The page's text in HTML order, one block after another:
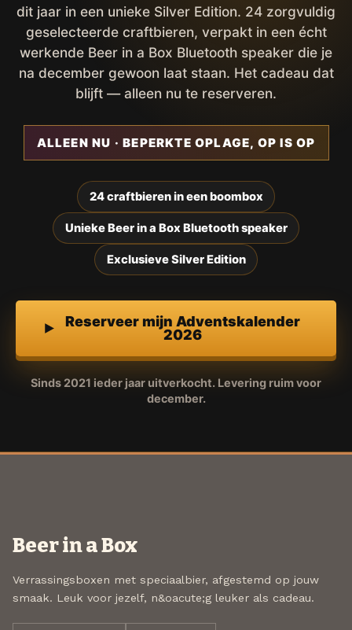
dit jaar in een unieke Silver Edition. 24 zorgvuldig
geselecteerde craftbieren, verpakt in een écht
werkende Beer in a Box Bluetooth speaker die je
na december gewoon laat staan. Het cadeau dat
blijft — alleen nu te reserveren.
ALLEEN NU · BEPERKTE OPLAGE, OP IS OP
24 craftbieren in een boombox
Unieke Beer in a Box Bluetooth speaker
Exclusieve Silver Edition
Reserveer mijn Adventskalender
2026
Sinds 2021 ieder jaar uitverkocht. Levering ruim voor
december.
Beer in a Box
Verrassingsboxen met speciaalbier, afgestemd op jouw
smaak. Leuk voor jezelf, n&oacute;g leuker als cadeau.